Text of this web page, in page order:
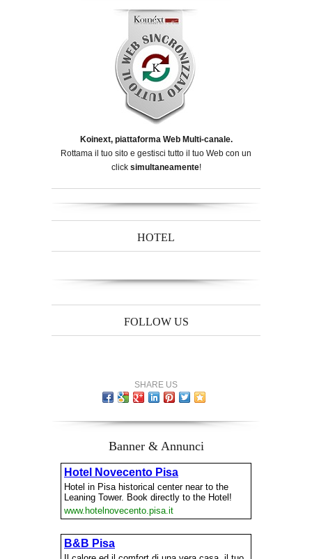
Koinext, piattaforma Web Multi-canale.
Rottama il tuo sito e gestisci tutto il tuo Web con un
click simultaneamente!
HOTEL
FOLLOW US
SHARE US
Banner & Annunci